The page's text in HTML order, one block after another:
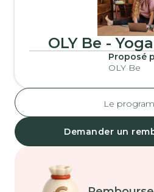
OLY Be -
Proposé
OLY Be
Le
Demander un